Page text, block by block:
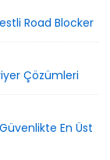
Road Blocker
Çözümleri
En Üst